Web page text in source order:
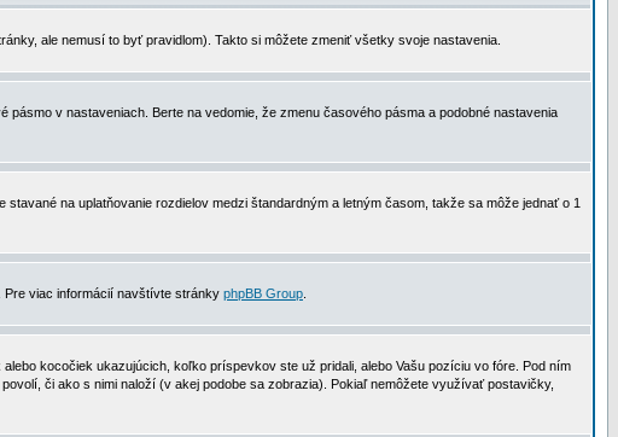
ale nemusí to byť pravidlom). Takto si môžete zmeniť všetky svoje nastavenia.
v nastaveniach. Berte na vedomie, že zmenu časového pásma a podobné nastavenia
na uplatňovanie rozdielov medzi štandardným a letným časom, takže sa môže jednať o 1
Pre viac informácií navštívte stránky phpBB Group
kocočiek ukazujúcich, koľko príspevkov ste už pridali, alebo Vašu pozíciu vo fóre. Pod ním
či ako s nimi naloží (v akej podobe sa zobrazia). Pokiaľ nemôžete využívať postavičky,